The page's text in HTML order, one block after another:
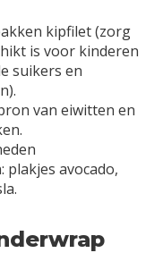
kipfilet (zorg
is voor kinderen
suikers en
van eiwitten en
plakjes avocado,